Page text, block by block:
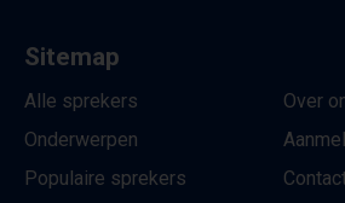
Sitemap
Alle sprekers
Onderwerpen
Populaire sprekers
Over